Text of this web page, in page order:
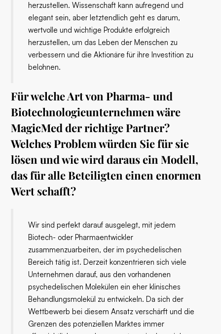
herzustellen. Wissenschaft kann aufregend und
elegant sein, aber letztendlich geht es darum,
wertvolle und wichtige Produkte erfolgreich
herzustellen, um das Leben der Menschen zu
verbessern und die Aktionäre für ihre Investition zu
belohnen.
Für welche Art von Pharma- und
Biotechnologieunternehmen wäre
MagicMed der richtige Partner?
Welches Problem würden Sie für sie
lösen und wie wird daraus ein Modell,
das für alle Beteiligten einen enormen
Wert schafft?
Wir sind perfekt darauf ausgelegt, mit jedem
Biotech- oder Pharmaentwickler
zusammenzuarbeiten, der im psychedelischen
Bereich tätig ist. Derzeit konzentrieren sich viele
Unternehmen darauf, aus den vorhandenen
psychedelischen Molekülen ein eher klinisches
Behandlungsmolekül zu entwickeln. Da sich der
Wettbewerb bei diesem Ansatz verschärft und die
Grenzen des potenziellen Marktes immer